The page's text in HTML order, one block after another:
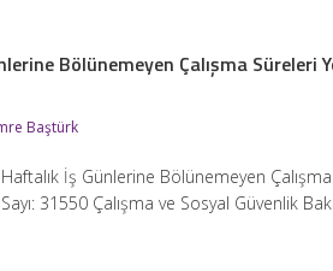
Bölünemeyen Çalışma Süreleri
Baştürk
Haftalık İş Günlerine Bölünemeyen
Sayı: 31550 Çalışma ve Sosyal Güvenlik